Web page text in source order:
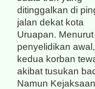
ditinggalkan di
jalan dekat kota
Uruapan. Menurut
penyelidikan awal,
kedua korban
akibat tusukan
Namun Kejaksaan